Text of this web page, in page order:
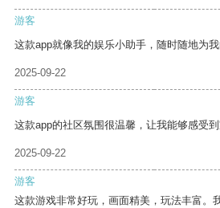
游客
这款app就像我的娱乐小助手，随时随地为我
2025-09-22
游客
这款app的社区氛围很温馨，让我能够感受到
2025-09-22
游客
这款游戏非常好玩，画面精美，玩法丰富。